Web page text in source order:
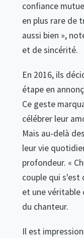
confiance
en plus rare de
aussi bien »,
et de sincérité.
En 2016, ils
étape en
Ce geste
célébrer leur
Mais au-delà
leur vie
profondeur. «
couple qui s'est
et une véritable
du chanteur.
Il est